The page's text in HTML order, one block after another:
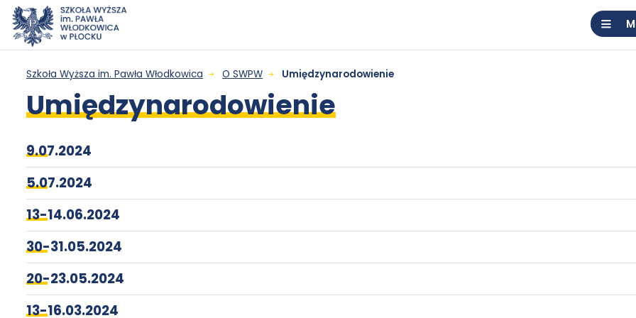
Umiędzynarodowienie
Szkoła
Wyższa
im.
Pawła
Włodkowica
Szkoła Wyższa im. Pawła Włodkowica O SWPW Umiędzynarodowienie
Umiędzynarodowienie
9.07.2024
5.07.2024
13-14.06.2024
30-31.05.2024
20-23.05.2024
13-16.03.2024